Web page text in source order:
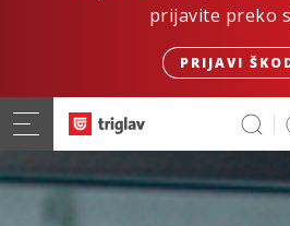
prijavite preko
PRIJAVI